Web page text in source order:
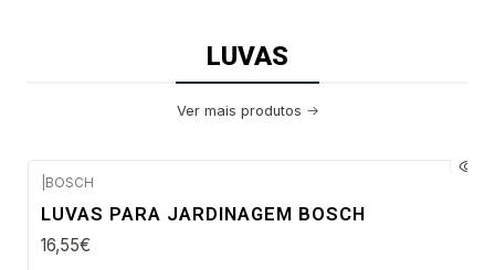
LUVAS
Ver mais produtos
BOSCH
LUVAS PARA JARDINAGEM BOSCH
16,55€